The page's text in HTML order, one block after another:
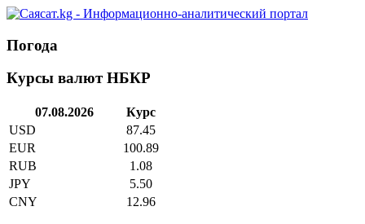
Погода
Курсы валют НБКР
07.08.2026
Курс
USD
87.45
EUR
100.89
RUB
1.08
JPY
5.50
CNY
12.96